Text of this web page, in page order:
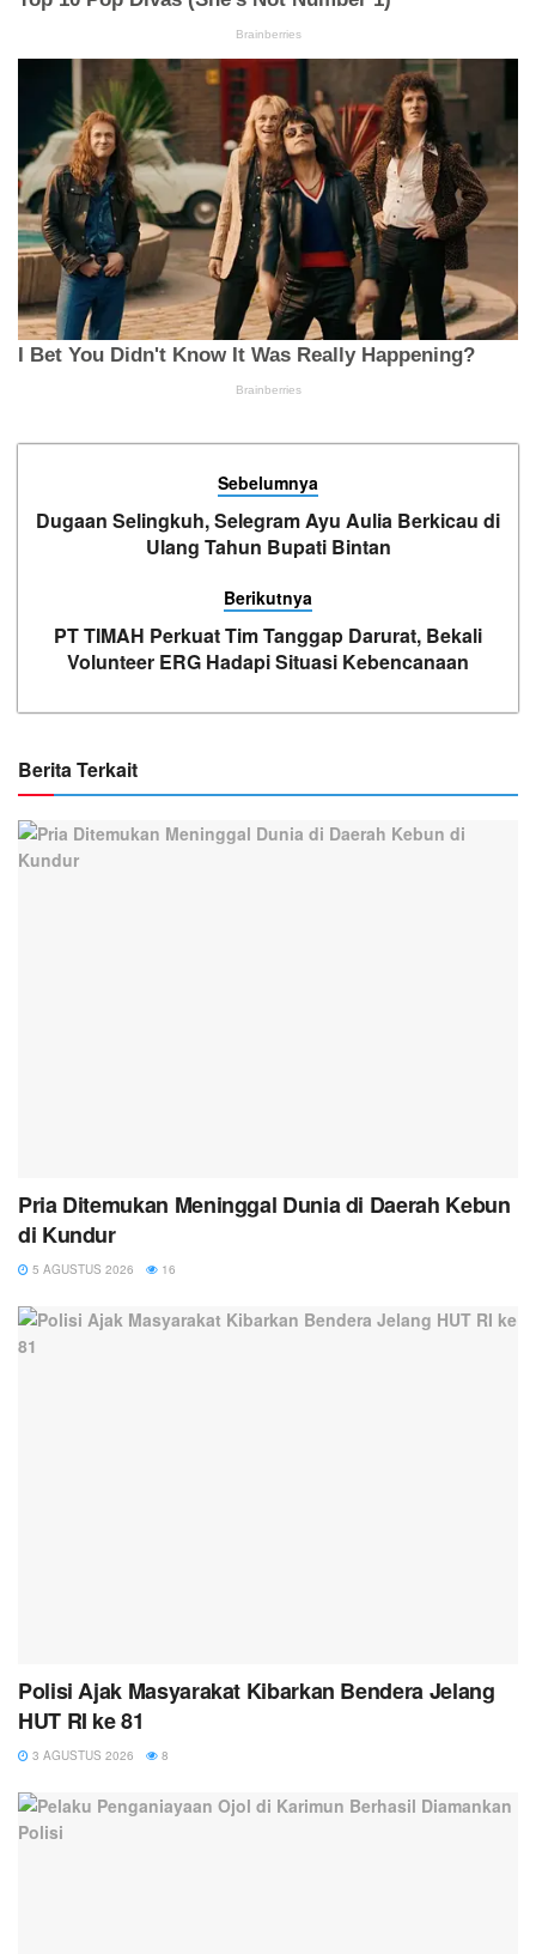
Sebelumnya
Dugaan Selingkuh, Selegram Ayu Aulia Berkicau di
Ulang Tahun Bupati Bintan
Berikutnya
PT TIMAH Perkuat Tim Tanggap Darurat, Bekali
Volunteer ERG Hadapi Situasi Kebencanaan
Berita Terkait
Pria Ditemukan Meninggal Dunia di Daerah Kebun
di Kundur
5 AGUSTUS 2026 16
Polisi Ajak Masyarakat Kibarkan Bendera Jelang
HUT RI ke 81
3 AGUSTUS 2026 8